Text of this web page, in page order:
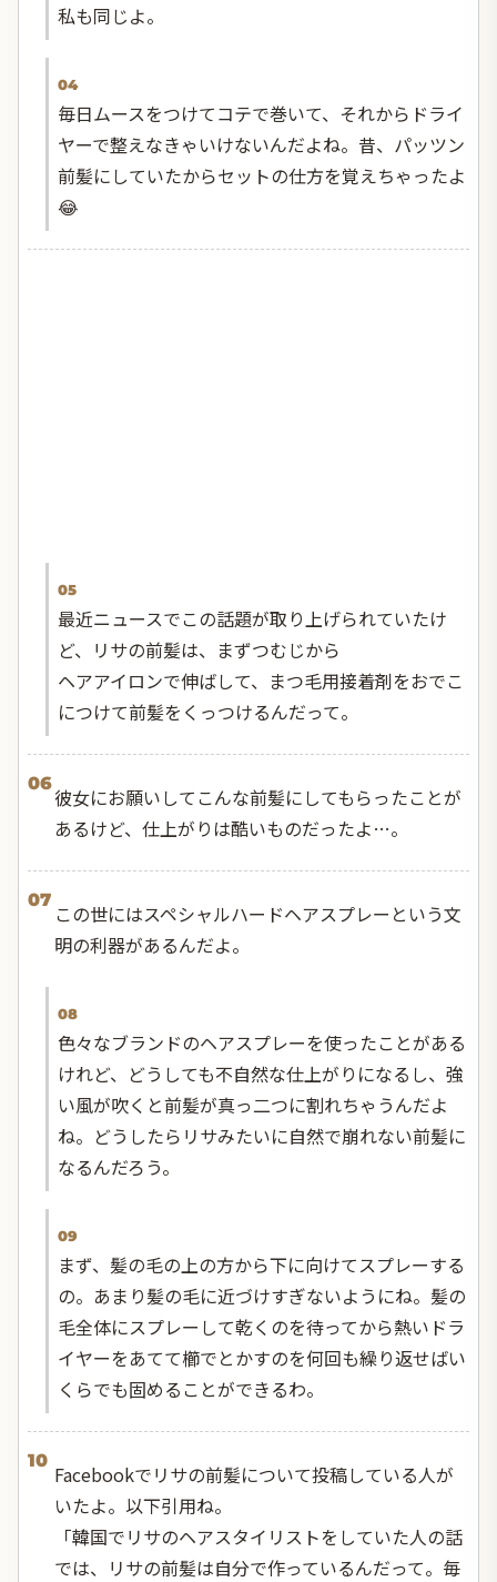
私も同じよ。
04
毎日ムースをつけてコテで巻いて、それからドライ
ヤーで整えなきゃいけないんだよね。昔、パッツン
前髪にしていたからセットの仕方を覚えちゃったよ
😂
05
最近ニュースでこの話題が取り上げられていたけ
ど、リサの前髪は、まずつむじから
ヘアアイロンで伸ばして、まつ毛用接着剤をおでこ
につけて前髪をくっつけるんだって。
06
彼女にお願いしてこんな前髪にしてもらったことが
あるけど、仕上がりは酷いものだったよ…。
07
この世にはスペシャルハードヘアスプレーという文
明の利器があるんだよ。
08
色々なブランドのヘアスプレーを使ったことがある
けれど、どうしても不自然な仕上がりになるし、強
い風が吹くと前髪が真っ二つに割れちゃうんだよ
ね。どうしたらリサみたいに自然で崩れない前髪に
なるんだろう。
09
まず、髪の毛の上の方から下に向けてスプレーする
の。あまり髪の毛に近づけすぎないようにね。髪の
毛全体にスプレーして乾くのを待ってから熱いドラ
イヤーをあてて櫛でとかすのを何回も繰り返せばい
くらでも固めることができるわ。
10
Facebookでリサの前髪について投稿している人が
いたよ。以下引用ね。
「韓国でリサのヘアスタイリストをしていた人の話
では、リサの前髪は自分で作っているんだって。毎